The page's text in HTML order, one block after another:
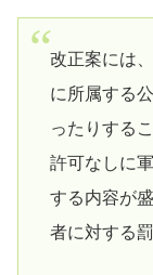
改正案には
に所属する
ったりする
許可なしに
する内容が
者に対する